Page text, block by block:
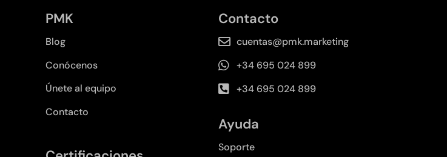
PMK
Blog
Conócenos
Únete al equipo
Contacto
Contacto
cuentas@pmk.marketing
+34 695 024 899
+34 695 024 899
Ayuda
Soporte